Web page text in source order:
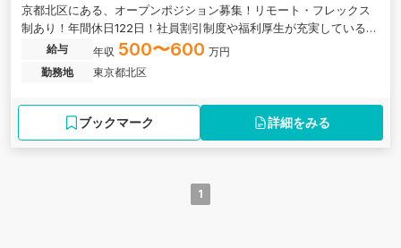
京都北区にある、オープンポジション募集！リモート・フレックス
制あり！年間休日122日！社員割引制度や福利厚生が充実している、
上場準備中企業の求人です。
給与 年収 500〜600 万円
勤務地
東京都北区
ブックマーク 詳細をみる
1